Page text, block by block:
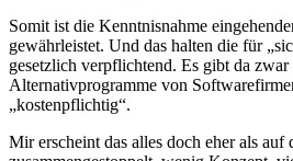
Somit ist die Kenntnisnahme
gewährleistet. Und das halten die für
gesetzlich verpflichtend. Es gibt da zwar
Alternativprogramme von
„kostenpflichtig“.
Mir erscheint das alles doch eher als auf